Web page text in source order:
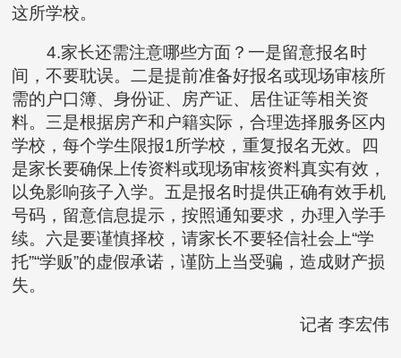
这所学校。
4.家长还需注意哪些方面？一是留意报名时
间，不要耽误。二是提前准备好报名或现场审核所
需的户口簿、身份证、房产证、居住证等相关资
料。三是根据房产和户籍实际，合理选择服务区内
学校，每个学生限报1所学校，重复报名无效。四
是家长要确保上传资料或现场审核资料真实有效，
以免影响孩子入学。五是报名时提供正确有效手机
号码，留意信息提示，按照通知要求，办理入学手
续。六是要谨慎择校，请家长不要轻信社会上“学
托”“学贩”的虚假承诺，谨防上当受骗，造成财产损
失。
记者 李宏伟